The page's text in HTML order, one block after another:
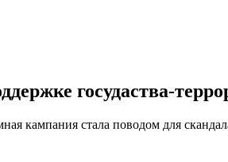
госудаства-
кампания стала поводом для